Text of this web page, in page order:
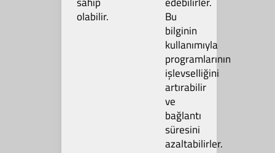
olabilir.
Bu
bilginin
kullanımıyla
programlarının
işlevselliğini
artırabilir
ve
bağlantı
süresini
azaltabilirler.